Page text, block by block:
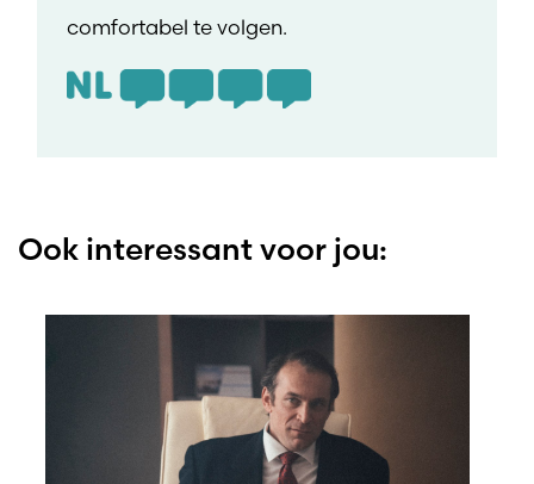
comfortabel te volgen.
Ook interessant voor jou: